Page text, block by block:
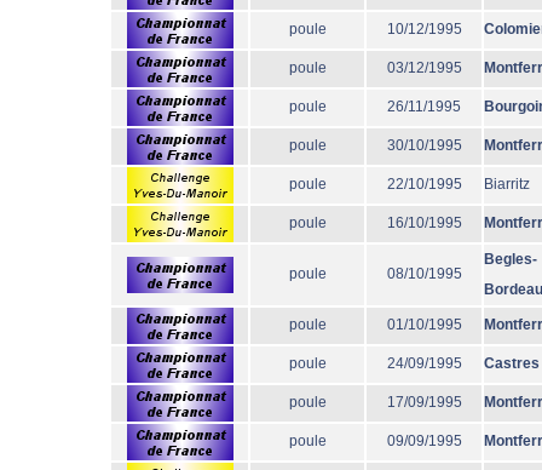
poule 10/12/1995
poule 03/12/1995
poule 26/11/1995
poule 30/10/1995
poule 22/10/1995 Biarritz
poule 16/10/1995
poule 08/10/1995
Begles-
poule 01/10/1995
poule 24/09/1995 Castres
poule 17/09/1995
poule 09/09/1995